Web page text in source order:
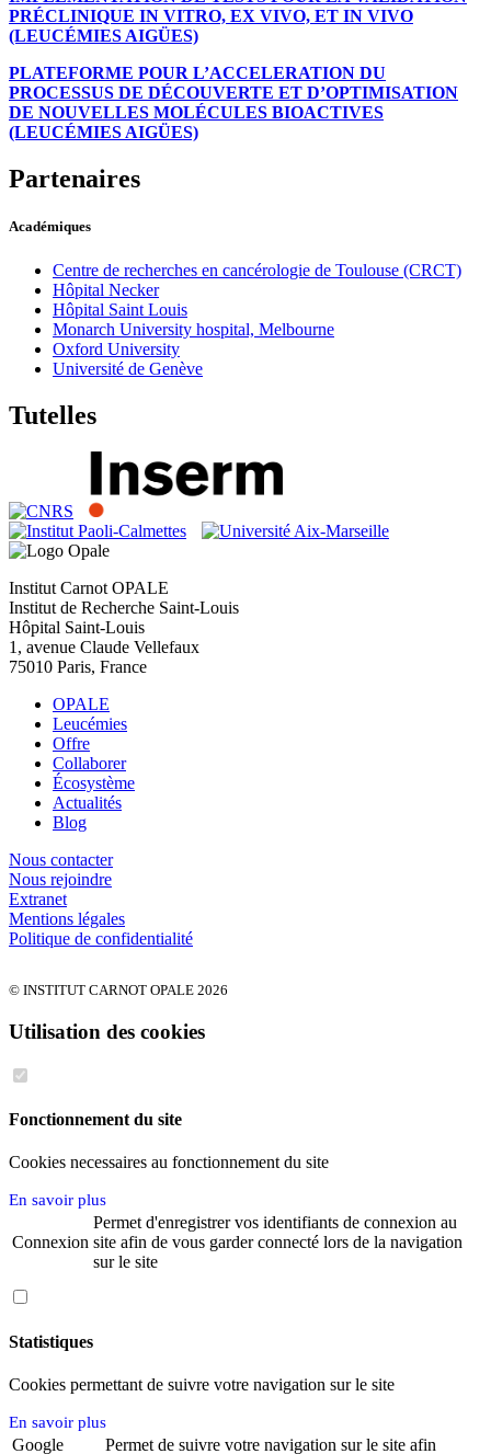
PRÉCLINIQUE IN VITRO, EX VIVO, ET IN VIVO
(LEUCÉMIES AIGÜES)
PLATEFORME POUR L’ACCELERATION DU
PROCESSUS DE DÉCOUVERTE ET D’OPTIMISATION
DE NOUVELLES MOLÉCULES BIOACTIVES
(LEUCÉMIES AIGÜES)
Partenaires
Académiques
Centre de recherches en cancérologie de Toulouse (CRCT)
Hôpital Necker
Hôpital Saint Louis
Monarch University hospital, Melbourne
Oxford University
Université de Genève
Tutelles
Institut Carnot OPALE
Institut de Recherche Saint-Louis
Hôpital Saint-Louis
1, avenue Claude Vellefaux
75010 Paris, France
OPALE
Leucémies
Offre
Collaborer
Écosystème
Actualités
Blog
Nous contacter
Nous rejoindre
Extranet
Mentions légales
Politique de confidentialité
© INSTITUT CARNOT OPALE 2026
Utilisation des cookies
Fonctionnement du site
Cookies necessaires au fonctionnement du site
En savoir plus
Connexion
Permet d'enregistrer vos identifiants de connexion au
site afin de vous garder connecté lors de la navigation
sur le site
Statistiques
Cookies permettant de suivre votre navigation sur le site
En savoir plus
Google
Permet de suivre votre navigation sur le site afin